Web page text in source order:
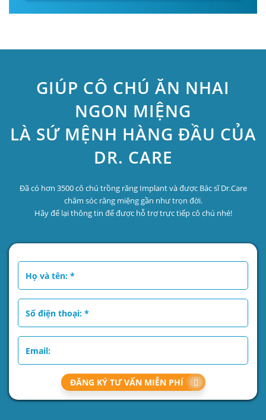
GIÚP CÔ CHÚ ĂN NHAI
NGON MIỆNG
LÀ SỨ MỆNH HÀNG ĐẦU CỦA
DR. CARE
Đã có hơn 3500 cô chú trồng răng Implant và được Bác sĩ Dr.Care
chăm sóc răng miệng gần như trọn đời.
Hãy để lại thông tin để được hỗ trợ trực tiếp cô chú nhé!
ĐĂNG KÝ TƯ VẤN MIỄN PHÍ